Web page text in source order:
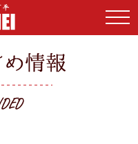
八百平ブログ アマランサス3兄弟